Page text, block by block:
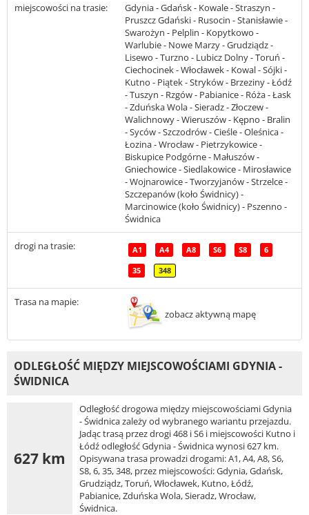
miejscowości na trasie:
Gdynia - Gdańsk - Kowale - Straszyn -
Pruszcz Gdański - Rusocin - Stanisławie -
Swarożyn - Pelplin - Kopytkowo -
Warlubie - Nowe Marzy - Grudziądz -
Lisewo - Turzno - Lubicz Dolny - Toruń -
Ciechocinek - Włocławek - Kowal - Sójki -
Kutno - Piątek - Stryków - Brzeziny - Łódź
- Tuszyn - Rzgów - Pabianice - Róża - Łask
- Zduńska Wola - Sieradz - Złoczew -
Walichnowy - Wieruszów - Kępno - Bralin
- Syców - Szczodrów - Cieśle - Oleśnica -
Łozina - Wrocław - Pietrzykowice -
Biskupice Podgórne - Małuszów -
Gniechowice - Siedlakowice - Mirosławice
- Wojnarowice - Tworzyjanów - Strzelce -
Szczepanów (koło Świdnicy) -
Marcinowice (koło Świdnicy) - Pszenno -
Świdnica
drogi na trasie: A1 A4 A8 S6 S8 6
35 348
Trasa na mapie:
zobacz aktywną mapę
ODLEGŁOŚĆ MIĘDZY MIEJSCOWOŚCIAMI GDYNIA -
ŚWIDNICA
627 km
Odległość drogowa między miejscowościami Gdynia
- Świdnica zależy od wybranego wariantu przejazdu.
Jadąc trasą przez drogi 468 i S6 i miejscowości Kutno i
Łódź odległość Gdynia - Świdnica wynosi 627 km.
Opisywana trasa prowadzi drogami: A1, A4, A8, S6,
S8, 6, 35, 348, przez miejscowości: Gdynia, Gdańsk,
Grudziądz, Toruń, Włocławek, Kutno, Łódź,
Pabianice, Zduńska Wola, Sieradz, Wrocław,
Świdnica.